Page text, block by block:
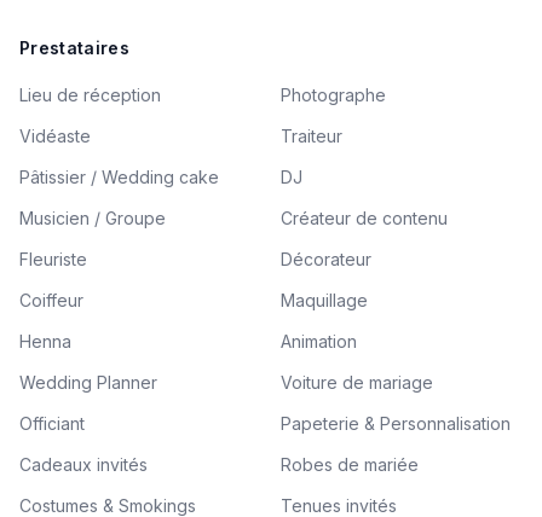
Prestataires
Lieu de réception
Photographe
Vidéaste
Traiteur
Pâtissier / Wedding cake
DJ
Musicien / Groupe
Créateur de contenu
Fleuriste
Décorateur
Coiffeur
Maquillage
Henna
Animation
Wedding Planner
Voiture de mariage
Officiant
Papeterie & Personnalisation
Cadeaux invités
Robes de mariée
Costumes & Smokings
Tenues invités